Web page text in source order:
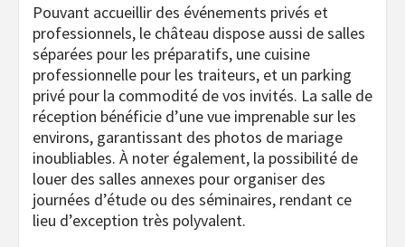
Pouvant accueillir des événements privés et
professionnels, le château dispose aussi de salles
séparées pour les préparatifs, une cuisine
professionnelle pour les traiteurs, et un parking
privé pour la commodité de vos invités. La salle de
réception bénéficie d’une vue imprenable sur les
environs, garantissant des photos de mariage
inoubliables. À noter également, la possibilité de
louer des salles annexes pour organiser des
journées d’étude ou des séminaires, rendant ce
lieu d’exception très polyvalent.